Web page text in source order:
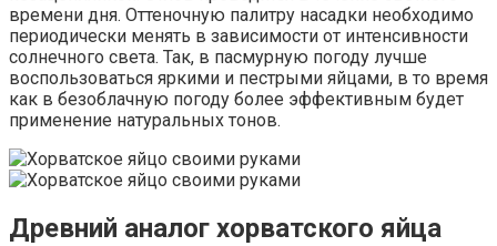
времени дня. Оттеночную палитру насадки необходимо
периодически менять в зависимости от интенсивности
солнечного света. Так, в пасмурную погоду лучше
воспользоваться яркими и пестрыми яйцами, в то время
как в безоблачную погоду более эффективным будет
применение натуральных тонов.
Древний аналог хорватского яйца